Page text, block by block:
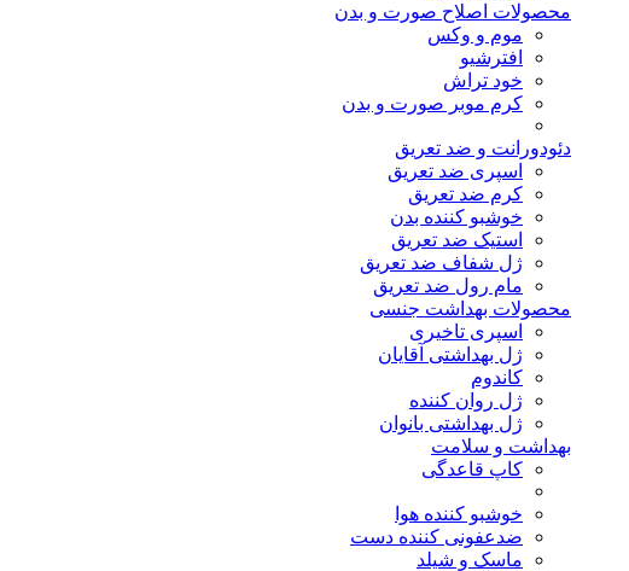
محصولات اصلاح صورت و بدن
موم و وکس
افترشیو
خود تراش
کرم موبر صورت و بدن
دئودورانت و ضد تعریق
اسپری ضد تعریق
کرم ضد تعریق
خوشبو کننده بدن
استیک ضد تعریق
ژل شفاف ضد تعریق
مام رول ضد تعریق
محصولات بهداشت جنسی
اسپری تاخیری
ژل بهداشتی آقایان
کاندوم
ژل روان کننده
ژل بهداشتی بانوان
بهداشت و سلامت
کاپ قاعدگی
خوشبو کننده هوا
ضدعفونی کننده دست
ماسک و شیلد